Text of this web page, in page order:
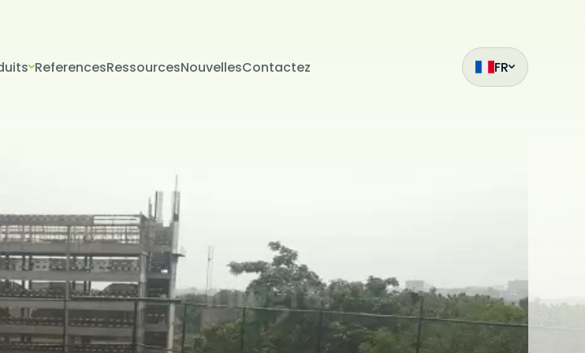
ReferencesRessourcesNouvellesContactez FR
(www.alanadi.com) internet sitesini ziyaret
önde gelen ilkelerindendir. Bu Çerez
sitesi ziyaretçilerimize ve kullanıcılarımıza hangi
açıklamaktadır.
üzerinden ziyaret ettiğiniz internet siteleri
depolanan küçük metin dosyalarıdır.
kullanmanız sırasında size kişiselleştirilmiş bir
geliştirmek ve deneyiminizi iyileştirmek için
kullanım kolaylığına katkıda bulunabilir. Çerez
ayarlarından Çerezleri silebilir ya da
sitemizi kullanımınızı etkileyebileceğini
ayarlarınızı değiştirmediğiniz sürece bu sitede